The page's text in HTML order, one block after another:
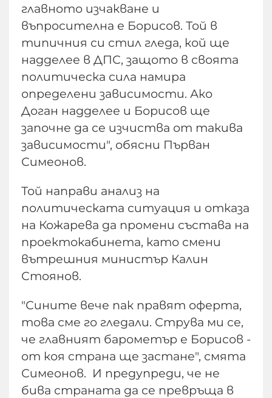
главното изчакване и
въпросителна е Борисов. Той в
типичния си стил гледа, кой ще
надделее в ДПС, защото в своята
политическа сила намира
определени зависимости. Ако
Доган надделее и Борисов ще
започне да се изчиства от такива
зависимости", обясни Първан
Симеонов.
Той направи анализ на
политическата ситуация и отказа
на Кожарева да промени състава на
проектокабинета, като смени
вътрешния министър Калин
Стоянов.
"Сините вече пак правят оферта,
това сме го гледали. Струва ми се,
че главният барометър е Борисов -
от коя страна ще застане", смята
Симеонов. И предупреди, че не
бива страната да се превръща в